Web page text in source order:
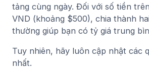
tảng cùng ngày. Đối với số tiền
VND (khoảng $500), chia thành
thường giúp bạn có tỷ giá trung
Tuy nhiên, hãy luôn cập nhật các
nhất.